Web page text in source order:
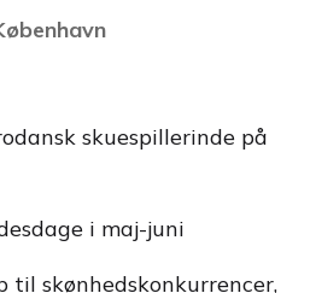
skuespillerinde på
i maj-juni
til skønhedskonkurrencer,